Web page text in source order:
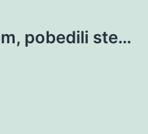
pobedili ste…